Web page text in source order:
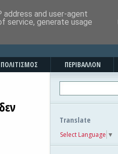
ΠΟΛΙΤΙΣΜΟΣ ΠΕΡΙΒΑΛΛΟΝ
Translate
Select Language ▼
and user-agent
service, generate usage